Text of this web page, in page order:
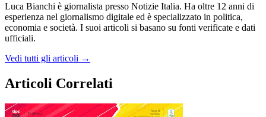
Luca Bianchi è giornalista presso Notizie Italia. Ha oltre 12 anni di
esperienza nel giornalismo digitale ed è specializzato in politica,
economia e società. I suoi articoli si basano su fonti verificate e dati
ufficiali.
Vedi tutti gli articoli →
Articoli Correlati